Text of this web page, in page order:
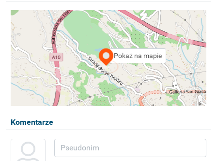
Pokaż na mapie
Komentarze